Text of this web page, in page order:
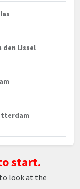
den IJssel
start.
look at the